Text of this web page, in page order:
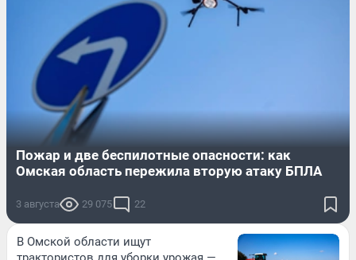
Пожар и две беспилотные опасности: как
Омская область пережила вторую атаку БПЛА
3 августа 29 075 22
В Омской области ищут